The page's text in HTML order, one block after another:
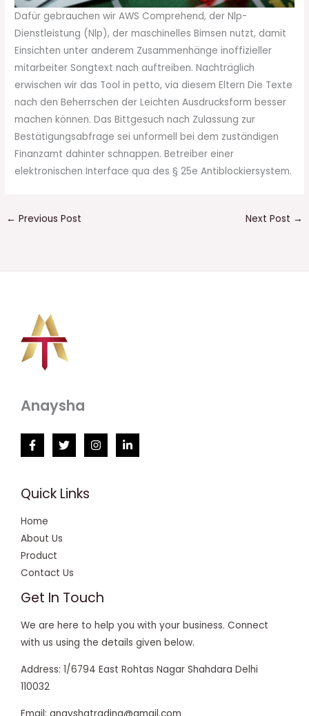
Dafür gebrauchen wir AWS Comprehend, der Nlp-
Dienstleistung (Nlp), der maschinelles Bimsen nutzt, damit
Einsichten unter anderem Zusammenhänge inoffizieller
mitarbeiter Songtext nach auftreiben. Nachträglich
erwischen wir das Tool in petto, via diesem Eltern Die Texte
nach den Beherrschen der Leichten Ausdrucksform besser
machen können. Das Bittgesuch nach Zulassung zur
Bestätigungsabfrage sei unformell bei dem zuständigen
Finanzamt dahinter schnappen. Betreiber einer
elektronischen Interface qua des § 25e Antiblockiersystem.
← Previous Post Next Post →
Anaysha
Quick Links
Home
About Us
Product
Contact Us
Get In Touch
We are here to help you with your business. Connect
with us using the details given below.
Address: 1/6794 East Rohtas Nagar Shahdara Delhi
110032